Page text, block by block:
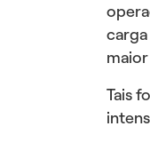
Tais